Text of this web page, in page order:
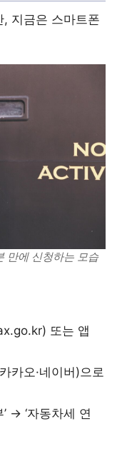
지금은 스마트폰
만에 신청하는 모습
또는 앱
카오·네이버)으로
→ ‘자동차세 연